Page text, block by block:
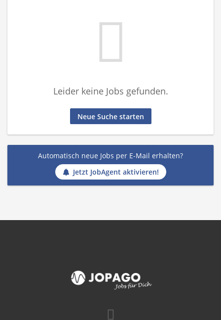
Leider keine Jobs gefunden.
Neue Suche starten
Automatisch neue Jobs per E-Mail erhalten?
Jetzt JobAgent aktivieren!